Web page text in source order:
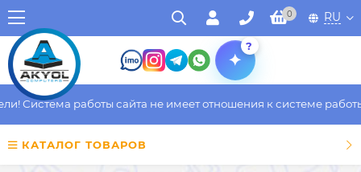
0 RU
?
Система работы сайта не имеет отношения к системе
КАТАЛОГ ТОВАРОВ